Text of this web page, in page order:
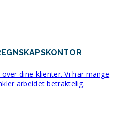
dine klienter. Vi har mange
arbeidet betraktelig.